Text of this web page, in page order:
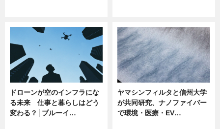
ドローンが空のインフラにな
る未来 仕事と暮らしはどう
変わる？│ブルーイ…
ヤマシンフィルタと信州大学
が共同研究、ナノファイバー
で環境・医療・EV…